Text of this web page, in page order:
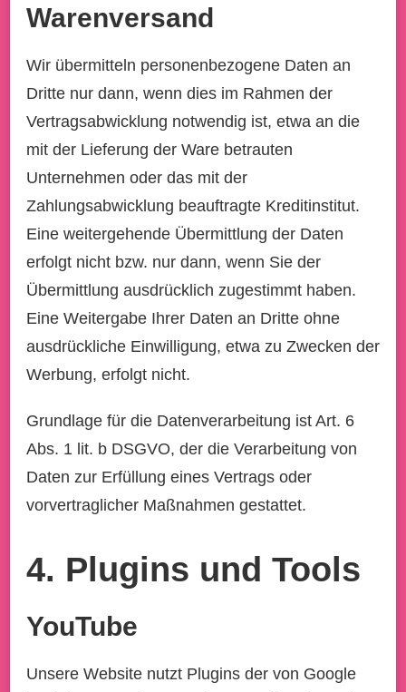
Warenversand
Wir übermitteln personenbezogene Daten an
Dritte nur dann, wenn dies im Rahmen der
Vertragsabwicklung notwendig ist, etwa an die
mit der Lieferung der Ware betrauten
Unternehmen oder das mit der
Zahlungsabwicklung beauftragte Kreditinstitut.
Eine weitergehende Übermittlung der Daten
erfolgt nicht bzw. nur dann, wenn Sie der
Übermittlung ausdrücklich zugestimmt haben.
Eine Weitergabe Ihrer Daten an Dritte ohne
ausdrückliche Einwilligung, etwa zu Zwecken der
Werbung, erfolgt nicht.
Grundlage für die Datenverarbeitung ist Art. 6
Abs. 1 lit. b DSGVO, der die Verarbeitung von
Daten zur Erfüllung eines Vertrags oder
vorvertraglicher Maßnahmen gestattet.
4. Plugins und Tools
YouTube
Unsere Website nutzt Plugins der von Google